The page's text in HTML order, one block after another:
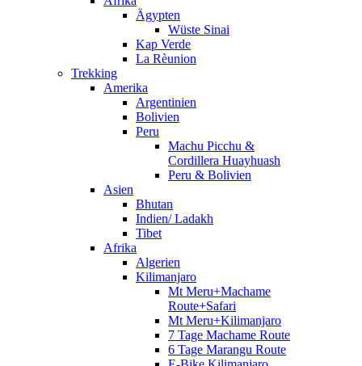
Ägypten
Wüste Sinai
Kap Verde
La Rèunion
Trekking
Amerika
Argentinien
Bolivien
Peru
Machu Picchu &
Cordillera Huayhuash
Peru & Bolivien
Asien
Bhutan
Indien/ Ladakh
Tibet
Afrika
Algerien
Kilimanjaro
Mt Meru+Machame
Route+Safari
Mt Meru+Kilimanjaro
7 Tage Machame Route
6 Tage Marangu Route